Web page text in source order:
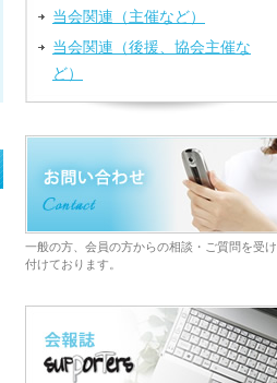
当会関連（主催など）
当会関連（後援、協会主催な
ど）
一般の方、会員の方からの相談・ご質問を受け
付けております。